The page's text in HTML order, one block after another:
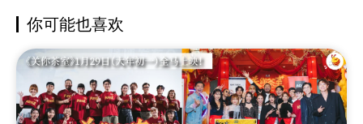
你可能也喜欢